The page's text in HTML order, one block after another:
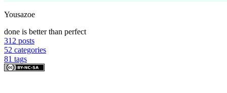
Yousazoe
done is better than perfect
312 posts
52 categories
81 tags